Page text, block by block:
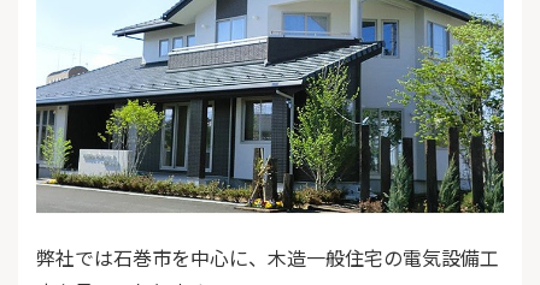
弊社では石巻市を中心に、木造一般住宅の電気設備工